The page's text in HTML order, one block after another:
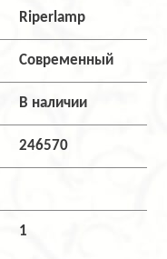
Riperlamp
Современный
В наличии
246570
1